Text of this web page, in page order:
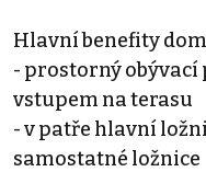
Hlavní benefity
- prostorný obývací
vstupem na terasu
- v patře hlavní
samostatné ložnice